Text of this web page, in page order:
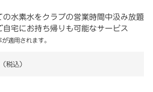
の水素水をクラブの営業時間中汲み放題
自宅にお持ち帰りも可能なサービス
適用されます。
（税込）